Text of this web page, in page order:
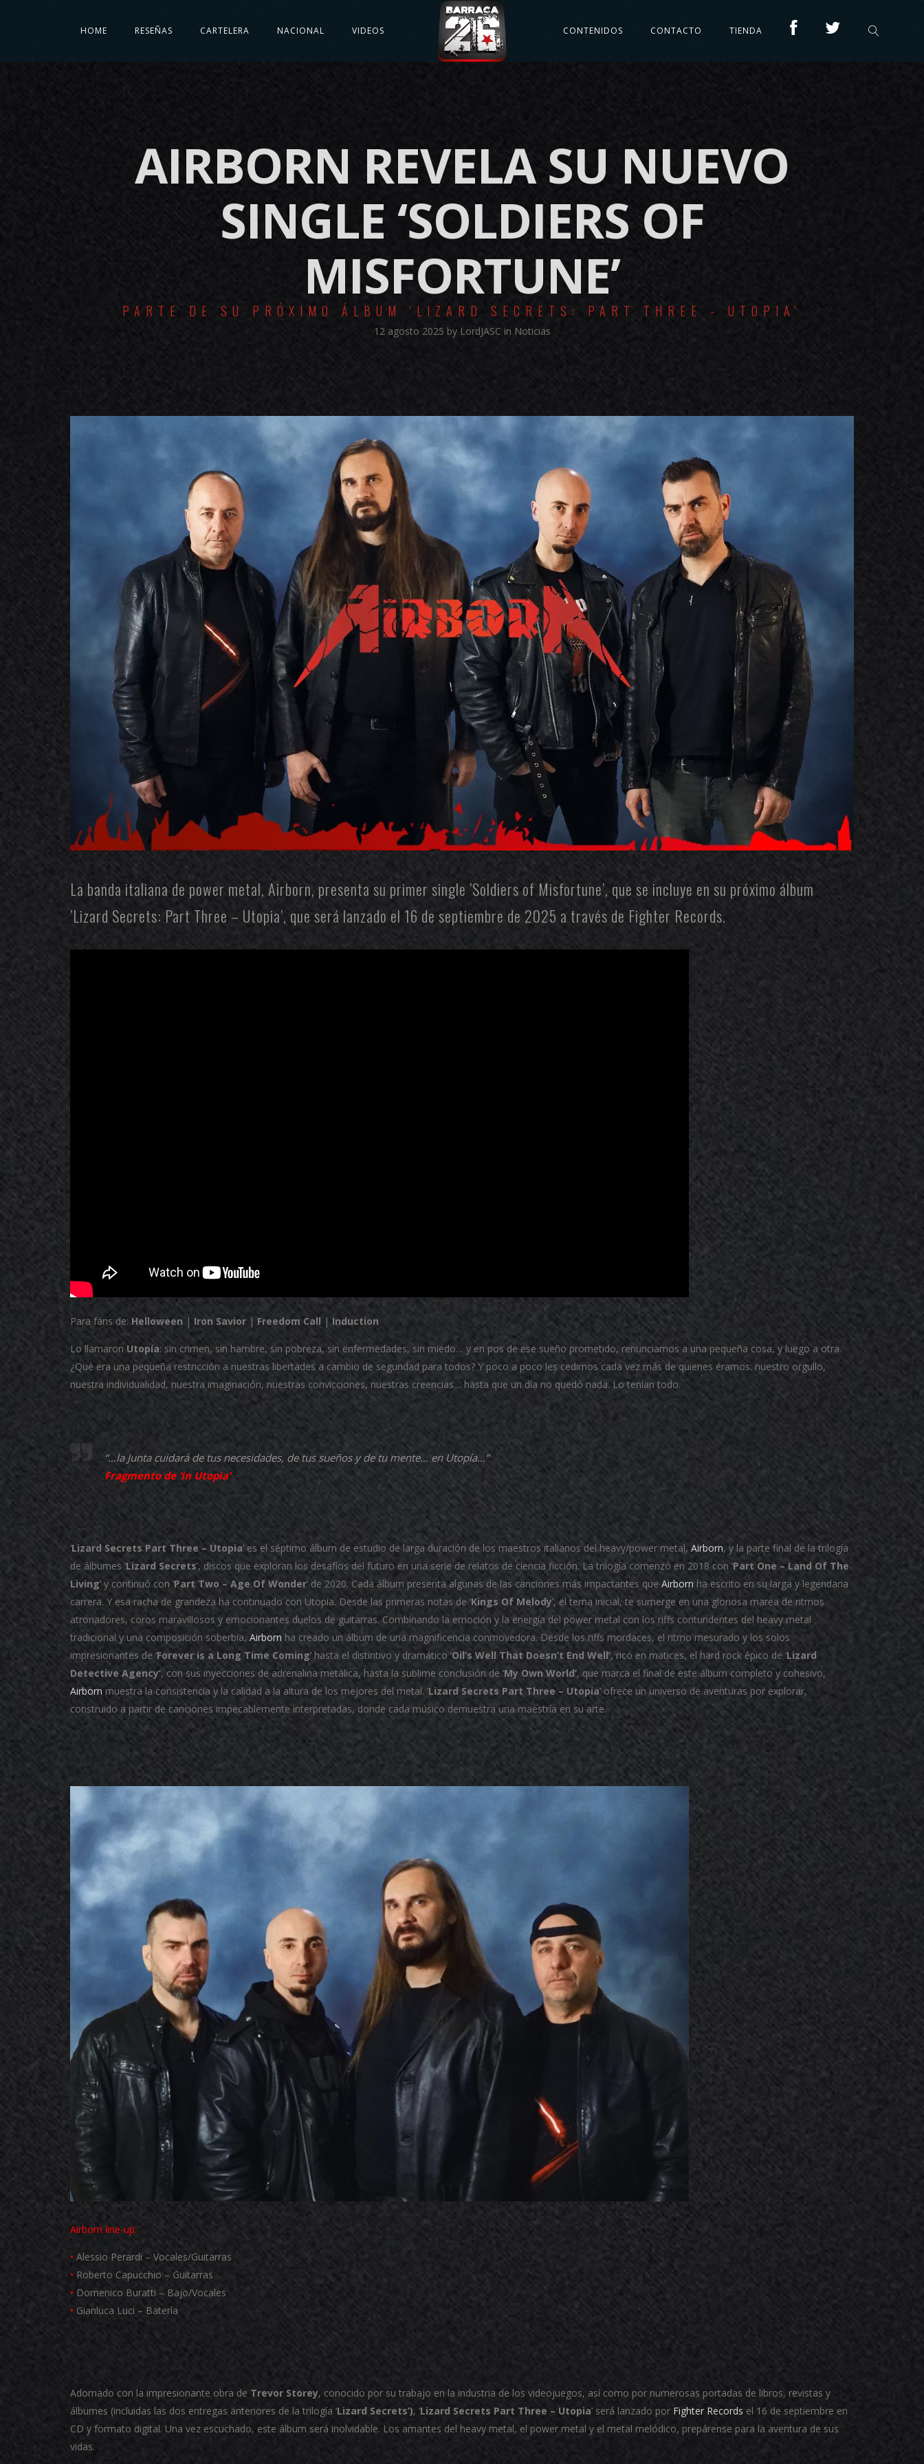
HOME RESEÑAS CARTELERA NACIONAL VIDEOS CONTENIDOS CONTACTO TIENDA
AIRBORN REVELA SU NUEVO
SINGLE ‘SOLDIERS OF
MISFORTUNE’
PARTE DE SU PRÓXIMO ÁLBUM 'LIZARD SECRETS: PART THREE - UTOPIA'
12 agosto 2025 by LordJASC in Noticias
La banda italiana de power metal, Airborn, presenta su primer single ’Soldiers of Misfortune’, que se incluye en su próximo álbum
’Lizard Secrets: Part Three – Utopia’, que será lanzado el 16 de septiembre de 2025 a través de Fighter Records.
Para fans de: Helloween | Iron Savior | Freedom Call |Induction
Lo llamaron Utopía: sin crimen, sin hambre, sin pobreza, sin enfermedades, sin miedo… y en pos de ese sueño prometido, renunciamos a una pequeña cosa, y luego a otra.
¿Qué era una pequeña restricción a nuestras libertades a cambio de seguridad para todos? Y poco a poco les cedimos cada vez más de quienes éramos: nuestro orgullo,
nuestra individualidad, nuestra imaginación, nuestras convicciones, nuestras creencias… hasta que un día no quedó nada. Lo tenían todo.
“…la Junta cuidará de tus necesidades, de tus sueños y de tu mente… en Utopía…”
Fragmento de ‘In Utopia’
‘Lizard Secrets Part Three – Utopia’ es el séptimo álbum de estudio de larga duración de los maestros italianos del heavy/power metal, Airborn, y la parte final de la trilogía
de álbumes ‘Lizard Secrets’, discos que exploran los desafíos del futuro en una serie de relatos de ciencia ficción. La trilogía comenzó en 2018 con ‘Part One – Land Of The
Living’ y continuó con ‘Part Two – Age Of Wonder’ de 2020. Cada álbum presenta algunas de las canciones más impactantes queAirborn ha escrito en su larga y legendaria
carrera. Y esa racha de grandeza ha continuado con Utopia. Desde las primeras notas de ‘Kings Of Melody’, el tema inicial, te sumerge en una gloriosa marea de ritmos
atronadores, coros maravillosos y emocionantes duelos de guitarras. Combinando la emoción y la energía del power metal con los riffs contundentes del heavy metal
tradicional y una composición soberbia, Airborn ha creado un álbum de una magnificencia conmovedora. Desde los riffs mordaces, el ritmo mesurado y los solos
impresionantes de ‘Forever is a Long Time Coming’ hasta el distintivo y dramático ‘Oil’s Well That Doesn’t End Well’, rico en matices, el hard rock épico de ‘Lizard
Detective Agency’, con sus inyecciones de adrenalina metálica, hasta la sublime conclusión de ‘My Own World’, que marca el final de este álbum completo y cohesivo,
Airborn muestra la consistencia y la calidad a la altura de los mejores del metal. ‘Lizard Secrets Part Three – Utopia’ ofrece un universo de aventuras por explorar,
construido a partir de canciones impecablemente interpretadas, donde cada músico demuestra una maestría en su arte.
Airborn line-up:
• Alessio Perardi – Vocales/Guitarras
• Roberto Capucchio – Guitarras
• Domenico Buratti – Bajo/Vocales
• Gianluca Luci – Batería
Adornado con la impresionante obra de Trevor Storey, conocido por su trabajo en la industria de los videojuegos, así como por numerosas portadas de libros, revistas y
álbumes (incluidas las dos entregas anteriores de la trilogía ‘Lizard Secrets’), ‘Lizard Secrets Part Three – Utopia’ será lanzado por Fighter Records el 16 de septiembre en
CD y formato digital. Una vez escuchado, este álbum será inolvidable. Los amantes del heavy metal, el power metal y el metal melódico, prepárense para la aventura de sus
vidas.